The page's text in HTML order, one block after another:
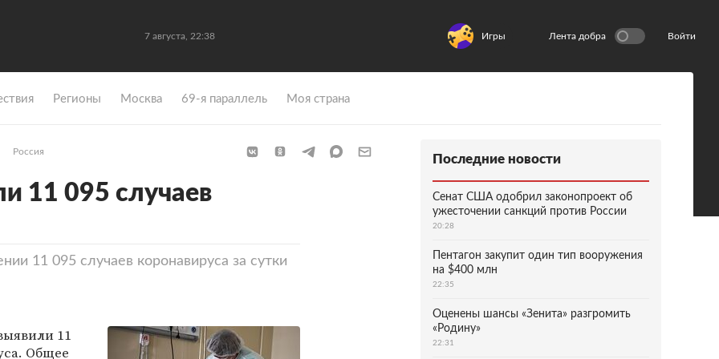
7 августа, 22:38 Игры Лента добра Войти
Регионы Москва 69-я параллель Моя страна
Россия
11 095 случаев
11 095 случаев коронавируса за сутки
11
Общее
Последние новости
Сенат США одобрил законопроект об
ужесточении санкций против России
20:28
Пентагон закупит один тип вооружения
на $400 млн
22:35
Оценены шансы «Зенита» разгромить
«Родину»
22:31